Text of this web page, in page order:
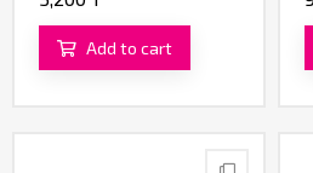
Add to cart